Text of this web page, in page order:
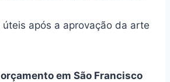
úteis após a aprovação da arte
em São Francisco